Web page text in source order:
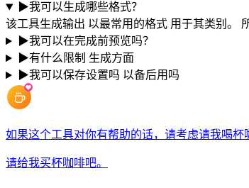
▶我可以生成哪些格式？
该工具生成输出 以最常用的格式 用于其类别。
▶我可以在完成前预览吗？
▶有什么限制 生成方面
▶我可以保存设置吗 以备后用吗
如果这个工具对你有帮助的话，请考虑请我喝杯
请给我买杯咖啡吧。